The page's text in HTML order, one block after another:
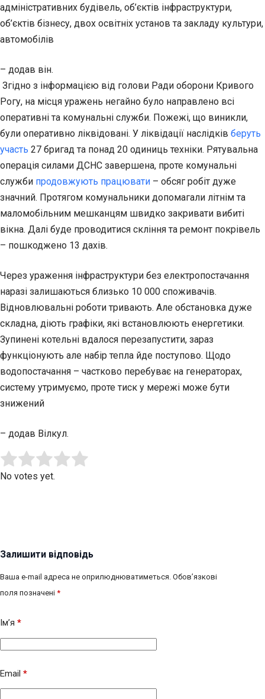
адміністративних будівель, об’єктів інфраструктури,
об’єктів бізнесу, двох освітніх установ та закладу культури,
автомобілів
– додав він.
Згідно з інформацією від голови Ради оборони Кривого
Рогу, на місця уражень негайно було направлено всі
оперативні та комунальні служби. Пожежі, що виникли,
були оперативно ліквідовані. У ліквідації наслідків беруть
участь 27 бригад та понад 20 одиниць техніки. Рятувальна
операція силами ДСНС завершена, проте комунальні
служби продовжують працювати – обсяг робіт дуже
значний. Протягом комунальники допомагали літнім та
маломобільним мешканцям швидко закривати вибиті
вікна. Далі буде проводитися скління та ремонт покрівель
– пошкоджено 13 дахів.
Через ураження інфраструктури без електропостачання
наразі залишаються близько 10 000 споживачів.
Відновлювальні роботи тривають. Але обстановка дуже
складна, діють графіки, які встановлюють енергетики.
Зупинені котельні вдалося перезапустити, зараз
функціонують але набір тепла йде поступово. Щодо
водопостачання – частково перебуває на генераторах,
систему утримуємо, проте тиск у мережі може бути
знижений
– додав Вілкул.
Rate this item:
No votes yet.
Залишити відповідь
Ваша e-mail адреса не оприлюднюватиметься. Обов’язкові
поля позначені *
Ім’я *
Email *